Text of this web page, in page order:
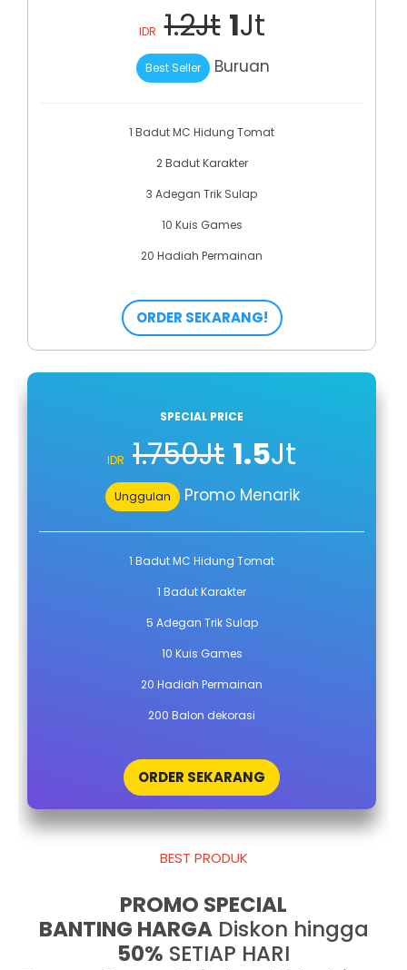
IDR 1.2Jt 1Jt
Best Seller Buruan
1 Badut MC Hidung Tomat
2 Badut Karakter
3 Adegan Trik Sulap
10 Kuis Games
20 Hadiah Permainan
ORDER SEKARANG!
SPECIAL PRICE
IDR 1.750Jt 1.5Jt
Unggulan Promo Menarik
1 Badut MC Hidung Tomat
1 Badut Karakter
5 Adegan Trik Sulap
10 Kuis Games
20 Hadiah Permainan
200 Balon dekorasi
ORDER SEKARANG
BEST PRODUK
PROMO SPECIAL
BANTING HARGADiskon hingga
50% SETIAP HARI